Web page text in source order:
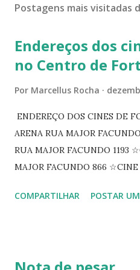
Postagens mais visitadas
Endereços dos
no Centro de
Por Marcellus Rocha
ENDEREÇO DOS CINES DE
ARENA RUA MAJOR
RUA MAJOR FACUNDO 1193
MAJOR FACUNDO 866 ☆CINE
PEIXOTO 1307 ☆CINE IRIS
COMPARTILHAR POSTAR